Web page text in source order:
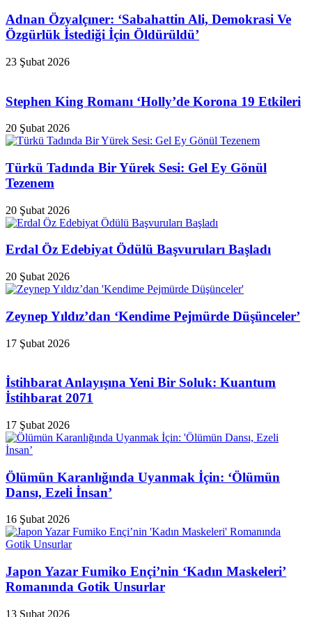
Adnan Özyalçıner: ‘Sabahattin Ali, Demokrasi Ve
Özgürlük İstediği İçin Öldürüldü’
23 Şubat 2026
Stephen King Romanı ‘Holly’de Korona 19 Etkileri
20 Şubat 2026
Türkü Tadında Bir Yürek Sesi: Gel Ey Gönül
Tezenem
20 Şubat 2026
Erdal Öz Edebiyat Ödülü Başvuruları Başladı
20 Şubat 2026
Zeynep Yıldız’dan ‘Kendime Pejmürde Düşünceler’
17 Şubat 2026
İstihbarat Anlayışına Yeni Bir Soluk: Kuantum
İstihbarat 2071
17 Şubat 2026
Ölümün Karanlığında Uyanmak İçin: ‘Ölümün
Dansı, Ezeli İnsan’
16 Şubat 2026
Japon Yazar Fumiko Ençi’nin ‘Kadın Maskeleri’
Romanında Gotik Unsurlar
13 Şubat 2026